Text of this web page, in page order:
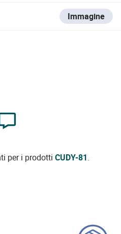
Immagine
per i prodotti CUDY-81.